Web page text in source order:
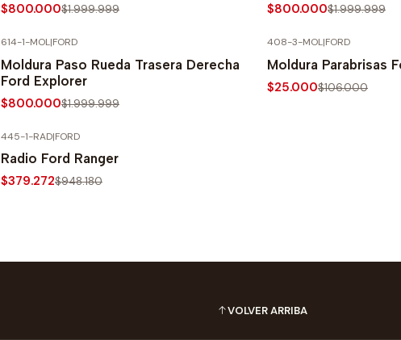
$800.000$1.999.999
$800.000$1.999.999
614-1-MOL|FORD
Moldura Paso Rueda Trasera Derecha
Ford Explorer
$800.000$1.999.999
408-3-MOL|FORD
Moldura Parabrisas
$25.000$106.000
445-1-RAD|FORD
Radio Ford Ranger
$379.272$948.180
VOLVER ARRIBA